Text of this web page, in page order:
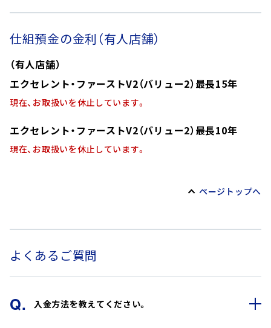
仕組預金の金利（有人店舗）
（有人店舗）
エクセレント・ファーストV2（バリュー2）最長15年
現在、お取扱いを休止しています。
エクセレント・ファーストV2（バリュー2）最長10年
現在、お取扱いを休止しています。
ページトップへ
よくあるご質問
Q. 入金方法を教えてください。